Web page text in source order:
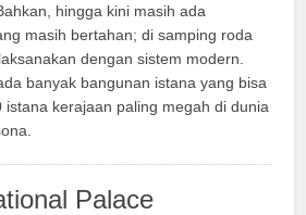
hingga kini masih ada
masih bertahan; di samping roda
dengan sistem modern.
banyak bangunan istana yang bisa
istana kerajaan paling megah di dunia
Palace